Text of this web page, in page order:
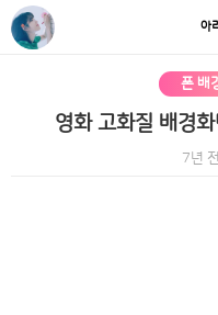
아
폰 배
영화 고화질 배경
7년 전